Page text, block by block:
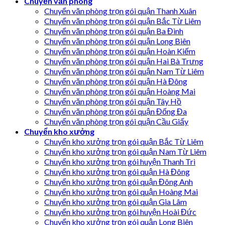
Chuyển văn phòng trọn gói quận Thanh Xuân
Chuyển văn phòng trọn gói quận Bắc Từ Liêm
Chuyển văn phòng trọn gói quận Ba Đình
Chuyển văn phòng trọn gói quận Long Biên
Chuyển văn phòng trọn gói quận Hoàn Kiếm
Chuyển văn phòng trọn gói quận Hai Bà Trưng
Chuyển văn phòng trọn gói quận Nam Từ Liêm
Chuyển văn phòng trọn gói quận Hà Đông
Chuyển văn phòng trọn gói quận Hoàng Mai
Chuyển văn phòng trọn gói quận Tây Hồ
Chuyển văn phòng trọn gói quận Đống Đa
Chuyển văn phòng trọn gói quận Cầu Giấy
Chuyển kho xưởng
Chuyển kho xưởng trọn gói quận Bắc Từ Liêm
Chuyển kho xưởng trọn gói quận Nam Từ Liêm
Chuyển kho xưởng trọn gói huyện Thanh Trì
Chuyển kho xưởng trọn gói quận Hà Đông
Chuyển kho xưởng trọn gói quận Đông Anh
Chuyển kho xưởng trọn gói quận Hoàng Mai
Chuyển kho xưởng trọn gói quận Gia Lâm
Chuyển kho xưởng trọn gói huyện Hoài Đức
Chuyển kho xưởng trọn gói quận Long Biên